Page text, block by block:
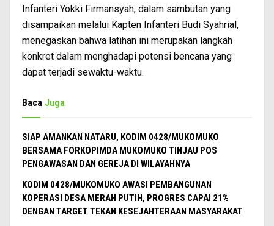
Infanteri Yokki Firmansyah, dalam sambutan yang
disampaikan melalui Kapten Infanteri Budi Syahrial,
menegaskan bahwa latihan ini merupakan langkah
konkret dalam menghadapi potensi bencana yang
dapat terjadi sewaktu-waktu.
Baca Juga
SIAP AMANKAN NATARU, KODIM 0428/MUKOMUKO
BERSAMA FORKOPIMDA MUKOMUKO TINJAU POS
PENGAWASAN DAN GEREJA DI WILAYAHNYA
KODIM 0428/MUKOMUKO AWASI PEMBANGUNAN
KOPERASI DESA MERAH PUTIH, PROGRES CAPAI 21%
DENGAN TARGET TEKAN KESEJAHTERAAN MASYARAKAT